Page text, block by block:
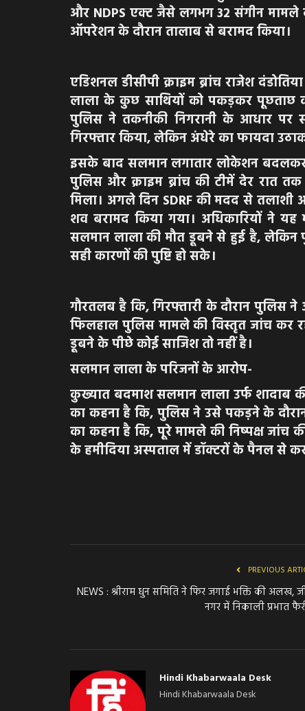
और NDPS एक्ट जैसे लगभग 32 संगीन मामले
ऑपरेशन के दौरान तालाब से बरामद किया।
एडिशनल डीसीपी क्राइम ब्रांच राजेश
लाला के कुछ साथियों को पकड़कर पूछताछ
पुलिस ने तकनीकी निगरानी के आधार पर
गिरफ्तार किया, लेकिन अंधेरे का फायदा
इसके बाद सलमान लगातार लोकेशन
पुलिस और क्राइम ब्रांच की टीमें देर रात
मिला। अगले दिन SDRF की मदद से तलाशी
शव बरामद किया गया। अधिकारियों ने
सलमान लाला की मौत डूबने से हुई है, लेकिन
सही कारणों की पुष्टि हो सके।
गौरतलब है कि, गिरफ्तारी के दौरान पुलिस
फिलहाल पुलिस मामले की विस्तृत जांच कर
डूबने के पीछे कोई साजिश तो नहीं है।
सलमान लाला के परिजनों के आरोप-
कुख्यात बदमाश सलमान लाला उर्फ शादाब
का कहना है कि, पुलिस ने उसे पकड़ने के दौरान
का कहना है कि, पूरे मामले की निष्पक्ष जांच
के हमीदिया अस्पताल में डॉक्टरों के पैनल से
PREVIOUS
NEWS : श्रीराम धुन समिति ने फिर जगाई भक्ति की अलख,
नगर में निकाली प्रभात
Hindi Khabarwaala Desk
Hindi Khabarwaala Desk